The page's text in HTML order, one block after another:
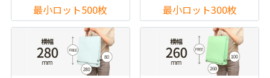
最小ロット500枚 最小ロット300枚